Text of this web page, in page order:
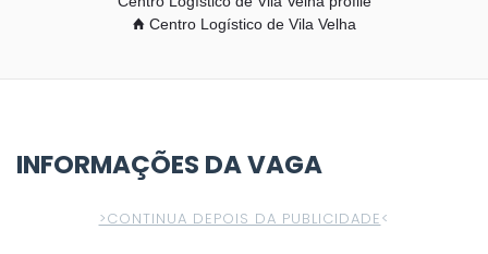
Centro Logístico de Vila Velha
INFORMAÇÕES DA VAGA
>CONTINUA DEPOIS DA PUBLICIDADE<